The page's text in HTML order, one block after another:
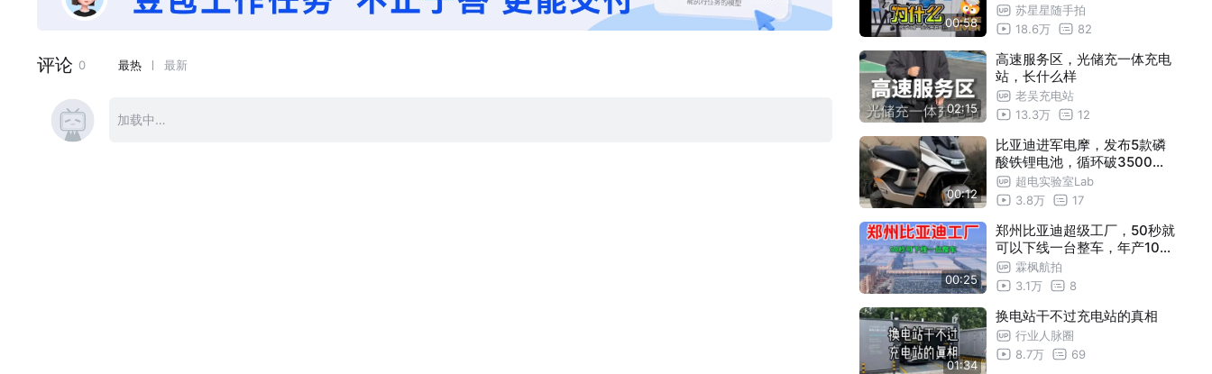
00:58
苏星星随手拍
18.6万
82
02:15
高速服务区，光储充一体充电
站，长什么样
老吴充电站
13.3万
12
00:12
比亚迪进军电摩，发布5款磷
酸铁锂电池，循环破3500次
寿命10年
超电实验室Lab
3.8万
17
00:25
郑州比亚迪超级工厂，50秒就
可以下线一台整车，年产100
万辆，非常厉害！
霖枫航拍
3.1万
8
01:34
换电站干不过充电站的真相
行业人脉圈
8.7万
69